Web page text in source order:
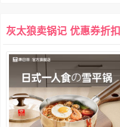
灰太狼卖锅记 优惠券折扣